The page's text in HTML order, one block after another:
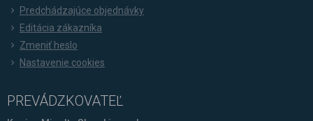
Predchádzajúce objednávky
Editácia zákazníka
Zmeniť heslo
Nastavenie cookies
PREVÁDZKOVATEĽ